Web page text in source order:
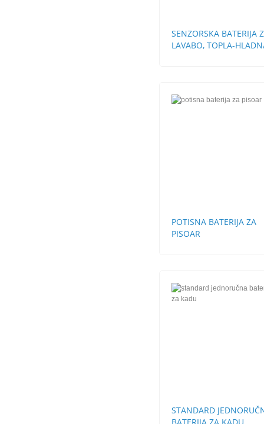
SENZORSKA BATERIJA
LAVABO, TOPLA-
POTISNA BATERIJA ZA
PISOAR
STANDARD